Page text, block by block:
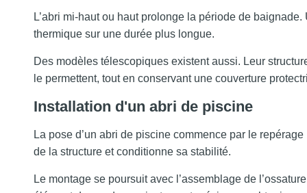
L’abri mi-haut ou haut prolonge la période de
thermique sur une durée plus longue.
Des modèles télescopiques existent aussi. Leur
le permettent, tout en conservant une couverture
Installation d'un abri de piscine
La pose d’un abri de piscine commence par le
de la structure et conditionne sa stabilité.
Le montage se poursuit avec l’assemblage de